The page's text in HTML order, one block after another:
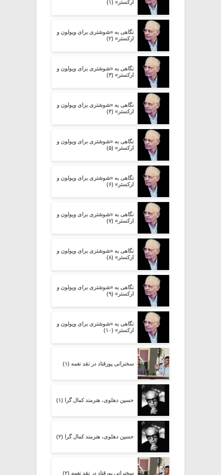
ارکستر» (۱)
نگاهی به «شوشتری برای ویولون و
ارکستر» (۲)
نگاهی به «شوشتری برای ویولون و
ارکستر» (۳)
نگاهی به «شوشتری برای ویولون و
ارکستر» (۴)
نگاهی به «شوشتری برای ویولون و
ارکستر» (۵)
نگاهی به «شوشتری برای ویولون و
ارکستر» (۶)
نگاهی به «شوشتری برای ویولون و
ارکستر» (۷)
نگاهی به «شوشتری برای ویولون و
ارکستر» (۸)
نگاهی به «شوشتری برای ویولون و
ارکستر» (۹)
نگاهی به «شوشتری برای ویولون و
ارکستر» (۱۰)
سخنرانی پورقناد در نقد نغمه (۱)
حسین دهلوی، هنرمند کمال گرا (۱)
حسین دهلوی، هنرمند کمال گرا (۲)
سخنرانی پورقناد در نقد نغمه (۲)